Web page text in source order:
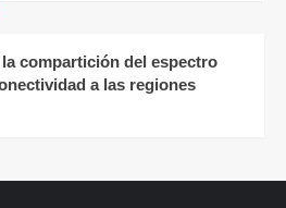
compartición del espectro
a las regiones